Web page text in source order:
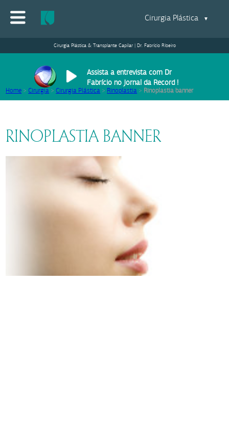
Cirurgia Plástica ▼
Cirurgia Plástica & Transplante Capilar | Dr. Fabrício Ribeiro
Assista a entrevista com Dr
Fabrício no Jornal da Record !
Home >Cirurgia >Cirurgia Plástica > Rinoplastia > Rinoplastia banner
RINOPLASTIA BANNER